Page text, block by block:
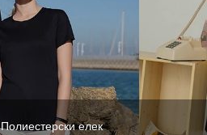
Полиестерски елек